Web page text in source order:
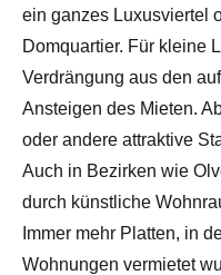
ein ganzes Luxusviertel
Domquartier. Für kleine
Verdrängung aus den
Ansteigen des Mieten.
oder andere attraktive
Auch in Bezirken wie
durch künstliche
Immer mehr Platten, in
Wohnungen vermietet